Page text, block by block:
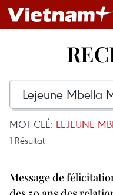
MOT CLÉ: LEJEUNE
1 Résultat
Message de